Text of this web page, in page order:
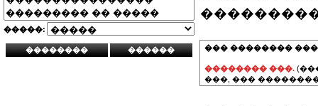
�����:
��� ��������
�������� ���.
���, ���